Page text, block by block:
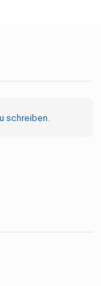
schreiben.